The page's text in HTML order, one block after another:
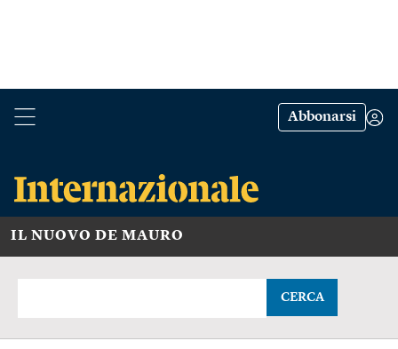
Abbonarsi
IL NUOVO DE MAURO
CERCA